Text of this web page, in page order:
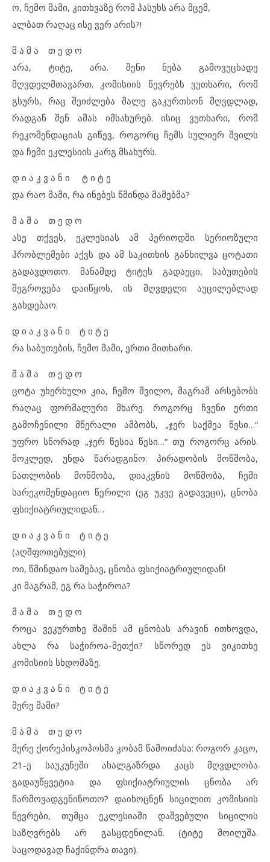
ო, ჩემო მამი, კითხვაზე რომ პასუხს არა მცემ,
ალბათ რაღაც ისე ვერ არის?!
მ ა მ ა თ ე დ ო
არა, ტიტე, არა. შენი ნება გამოვუცხადე
მღვდელმთავართ. კომისიის წევრებს ვუთხარი, რომ
გსურს, რაც შეიძლება მალე გაკურთხონ მღვდლად,
რადგან შენ ამას იმსახურებ. ისიც ვუთხარი, რომ
რეკომენდაციას გიწევ, როგორც ჩემს სულიერ შვილს
და ჩემი ეკლესიის კარგ მსახურს.
დ ი ა კ ვ ა ნ ი ტ ი ტ ე
და რაო მამი, რა ინებეს წმინდა მამებმა?
მ ა მ ა თ ე დ ო
ასე თქვეს, ეკლესიას ამ პერიოდში სერიოზული
პრობლემები აქვს და ამ საკითხის განხილვა ცოტათი
გადავდოთო. მანამდე ტიტეს გადაეცი, საბუთების
შეგროვება დაიწყოს, ის მღვდელი აუცილებლად
გახდებაო.
დ ი ა კ ვ ა ნ ი ტ ი ტ ე
რა საბუთების, ჩემო მამი, ერთი მითხარი.
მ ა მ ა თ ე დ ო
ცოტა უხერხული კია, ჩემო შვილო, მაგრამ არსებობს
რაღაც ფორმალური მხარე. როგორც ჩვენი ერთი
გამოჩენილი მწერალი ამბობს, „ჯერ საქმეა წესი…“
უფრო სწორად „ჯერ წესია წესი…“ თუ როგორც არის.
მოკლედ, უნდა წარადგინო: პირადობის მოწმობა,
ნათლობის მოწმობა, დიაკვნის მოწმობა, ჩემი
სარეკომენდაციო წერილი (ეგ უკვე გადავეცი), ცნობა
ფსიქიატრიულიდან…
დ ი ა კ ვ ა ნ ი ტ ი ტ ე
(აღშფოთებული)
ოი, წმინდაო სამებავ, ცნობა ფსიქიატრიულიდან!
კი მაგრამ, ეგ რა საჭიროა?
მ ა მ ა თ ე დ ო
როცა ვეკურთხე მაშინ ამ ცნობას არავინ ითხოვდა,
ახლა რა საჭიროა-მეთქი? სწორედ ეს ვიკითხე
კომისიის სხდომაზე.
დ ი ა კ ვ ა ნ ი ტ ი ტ ე
მერე მამი?
მ ა მ ა თ ე დ ო
მერე ქორეპისკოპოსმა კობამ წამოიძახა: როგორ კაცო,
21-ე საუკუნეში ახალგაზრდა კაცს მღვდლობა
გადაუწყვეტია და ფსიქიატრიულის ცნობა არ
წარმოვადგენინოთო? დაიხოცნენ სიცილით კომისიის
წევრები, თუმცა ეკლესიაში დაშვებული სიცილის
საზღვრებს არ გასცდენილან. (ტიტე მოიღუშა.
საცოდავად ჩაქინდრა თავი).